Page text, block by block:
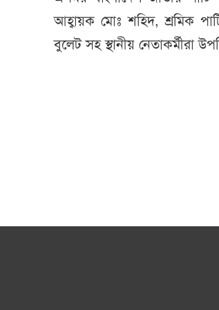
আহ্বায়ক মোঃ শহিদ, শ্রমিক
বুলেট সহ স্থানীয় নেতাকর্মীরা